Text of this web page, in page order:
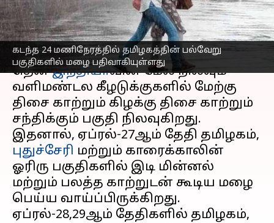
கடந்த 24 மணிநேரத்தில் தமிழகத்தின் பல்வேறு
பகுதிகளில் மழை பதிவாகியுள்ளது
எழுதியவர் Sindhuja SM Apr 27, 2023 05:36 pm
செய்தி முன்னோட்டம்
தென்இந்தியாவின் மேல் நிலவும்
வளிமண்டல கீழடுக்குகளில் மேற்கு
திசை காற்றும் கிழக்கு திசை காற்றும்
சந்திக்கும் பகுதி நிலவுகிறது.
இதனால், ஏப்ரல்-27ஆம் தேதி தமிழகம்,
புதுச்சேரி மற்றும் காரைக்காலின்
ஓரிரு பகுதிகளில் இடி மின்னல்
மற்றும் பலத்த காற்றுடன் கூடிய மழை
பெய்ய வாய்ப்பிருக்கிறது.
ஏப்ரல்-28,29ஆம் தேதிகளில் தமிழகம்,